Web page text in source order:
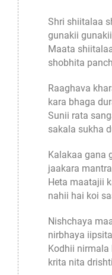
Shri shiitalaa
gunakii
Maata
shobhita
Raaghava
kara bhaga
Sunii rata
sakala sukha
Kalakaa gana
jaakara
Heta maatajii
nahii hai koi
Nishchaya
nirbhaya
Kodhii nirmala
krita nita